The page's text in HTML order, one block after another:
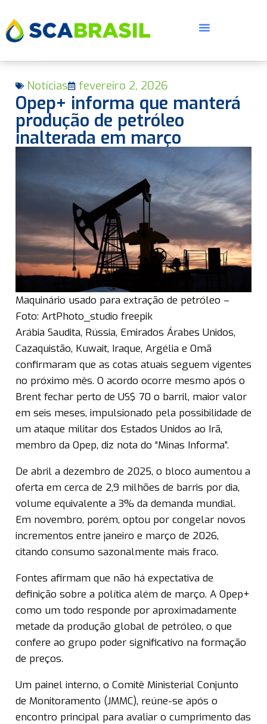
Notícias fevereiro 2, 2026
Opep+ informa que manterá
produção de petróleo
inalterada em março
Maquinário usado para extração de petróleo –
Foto: ArtPhoto_studio freepik
Arábia Saudita, Rússia, Emirados Árabes Unidos,
Cazaquistão, Kuwait, Iraque, Argélia e Omã
confirmaram que as cotas atuais seguem vigentes
no próximo mês. O acordo ocorre mesmo após o
Brent fechar perto de US$ 70 o barril, maior valor
em seis meses, impulsionado pela possibilidade de
um ataque militar dos Estados Unidos ao Irã,
membro da Opep, diz nota do “Minas Informa”.
De abril a dezembro de 2025, o bloco aumentou a
oferta em cerca de 2,9 milhões de barris por dia,
volume equivalente a 3% da demanda mundial.
Em novembro, porém, optou por congelar novos
incrementos entre janeiro e março de 2026,
citando consumo sazonalmente mais fraco.
Fontes afirmam que não há expectativa de
definição sobre a política além de março. A Opep+
como um todo responde por aproximadamente
metade da produção global de petróleo, o que
confere ao grupo poder significativo na formação
de preços.
Um painel interno, o Comitê Ministerial Conjunto
de Monitoramento (JMMC), reúne-se após o
encontro principal para avaliar o cumprimento das